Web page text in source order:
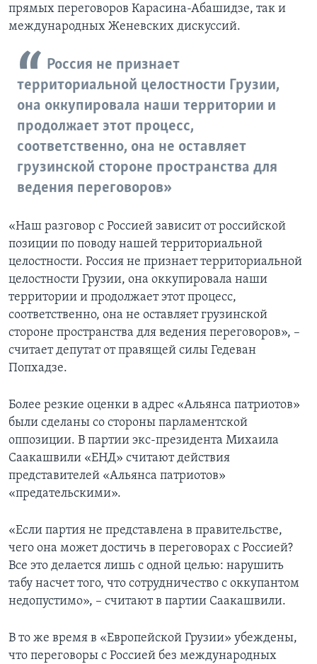
прямых переговоров Карасина-Абашидзе, так и
международных Женевских дискуссий.
Россия не признает
территориальной целостности Грузии,
она оккупировала наши территории и
продолжает этот процесс,
соответственно, она не оставляет
грузинской стороне пространства для
ведения переговоров»
«Наш разговор с Россией зависит от российской
позиции по поводу нашей территориальной
целостности. Россия не признает территориальной
целостности Грузии, она оккупировала наши
территории и продолжает этот процесс,
соответственно, она не оставляет грузинской
стороне пространства для ведения переговоров», –
считает депутат от правящей силы Гедеван
Попхадзе.
Более резкие оценки в адрес «Альянса патриотов»
были сделаны со стороны парламентской
оппозиции. В партии экс-президента Михаила
Саакашвили «ЕНД» считают действия
представителей «Альянса патриотов»
«предательскими».
«Если партия не представлена в правительстве,
чего она может достичь в переговорах с Россией?
Все это делается лишь с одной целью: нарушить
табу насчет того, что сотрудничество с оккупантом
недопустимо», – считают в партии Саакашвили.
В то же время в «Европейской Грузии» убеждены,
что переговоры с Россией без международных